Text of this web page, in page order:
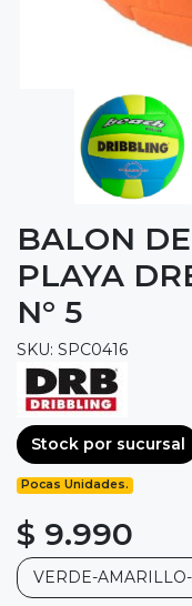
BALON
PLAYA
N° 5
SKU: SPC0416
Stock por sucursal
Pocas Unidades.
$ 9.990
VERDE-